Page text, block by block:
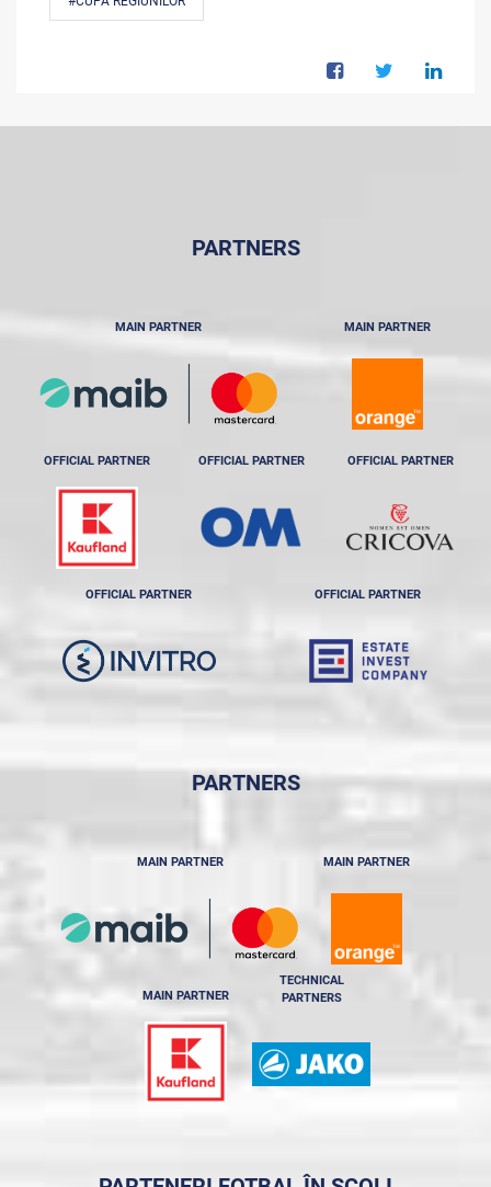
PARTNERS
MAIN PARTNER MAIN PARTNER
OFFICIAL PARTNER OFFICIAL PARTNER OFFICIAL PARTNER
OFFICIAL PARTNER OFFICIAL PARTNER
PARTNERS
MAIN PARTNER MAIN PARTNER
MAIN PARTNER
TECHNICAL
PARTNERS